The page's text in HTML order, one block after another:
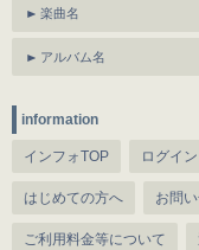
楽曲名
アルバム名
information
インフォTOP ログイン
はじめての方へ お問
ご利用料金等について